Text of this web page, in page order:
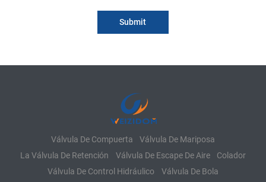
Válvula De Compuerta
Válvula De Mariposa
La Válvula De Retención
Válvula De Escape De Aire
Colador
Válvula De Control Hidráulico
Válvula De Bola